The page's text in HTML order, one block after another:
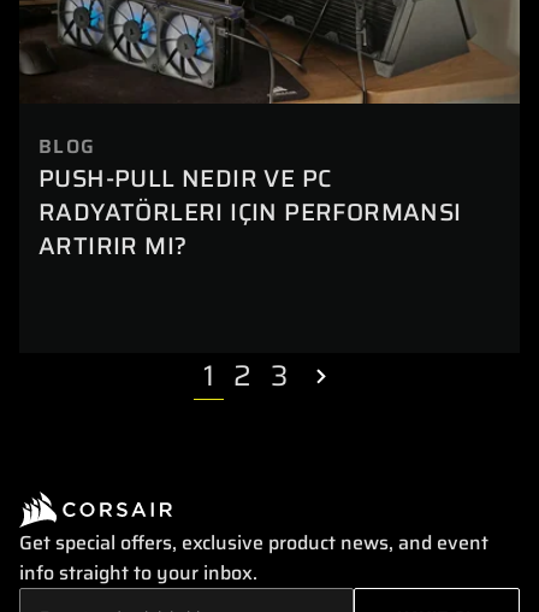
BLOG
PUSH-PULL NEDIR VE PC
RADYATÖRLERI IÇIN PERFORMANSI
ARTIRIR MI?
1 2 3
Get special offers, exclusive product news, and event
info straight to your inbox.